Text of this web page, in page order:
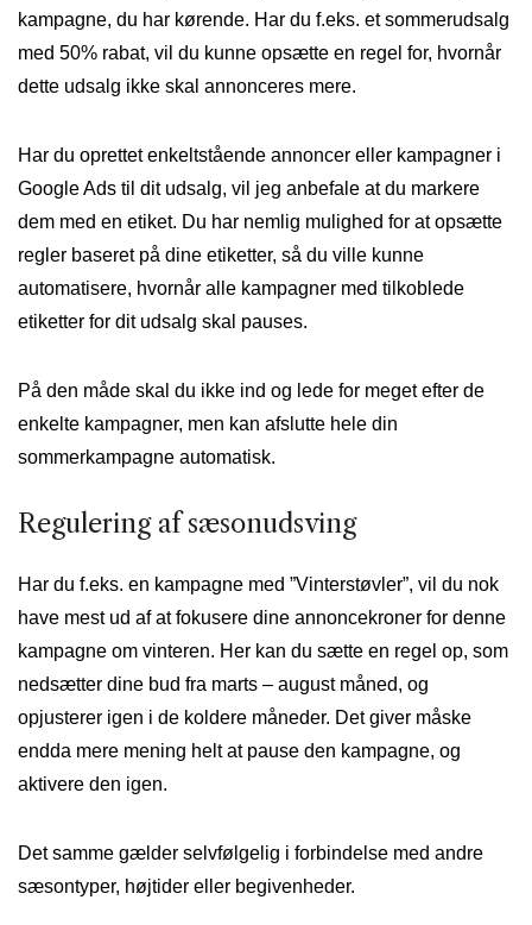
kampagne, du har kørende. Har du f.eks. et sommerudsalg
med 50% rabat, vil du kunne opsætte en regel for, hvornår
dette udsalg ikke skal annonceres mere.
Har du oprettet enkeltstående annoncer eller kampagner i
Google Ads til dit udsalg, vil jeg anbefale at du markere
dem med en etiket. Du har nemlig mulighed for at opsætte
regler baseret på dine etiketter, så du ville kunne
automatisere, hvornår alle kampagner med tilkoblede
etiketter for dit udsalg skal pauses.
På den måde skal du ikke ind og lede for meget efter de
enkelte kampagner, men kan afslutte hele din
sommerkampagne automatisk.
Regulering af sæsonudsving
Har du f.eks. en kampagne med ”Vinterstøvler”, vil du nok
have mest ud af at fokusere dine annoncekroner for denne
kampagne om vinteren. Her kan du sætte en regel op, som
nedsætter dine bud fra marts – august måned, og
opjusterer igen i de koldere måneder. Det giver måske
endda mere mening helt at pause den kampagne, og
aktivere den igen.
Det samme gælder selvfølgelig i forbindelse med andre
sæsontyper, højtider eller begivenheder.